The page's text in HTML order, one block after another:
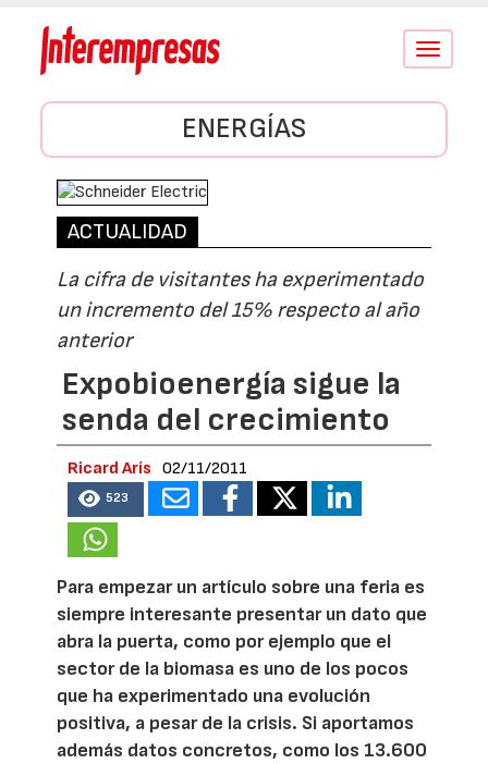
Conmutar
ENERGÍAS
ACTUALIDAD
La cifra de visitantes ha experimentado
un incremento del 15% respecto al año
anterior
Expobioenergía sigue la
senda del crecimiento
Ricard Arís 02/11/2011
523
Para empezar un artículo sobre una feria es
siempre interesante presentar un dato que
abra la puerta, como por ejemplo que el
sector de la biomasa es uno de los pocos
que ha experimentado una evolución
positiva, a pesar de la crisis. Si aportamos
además datos concretos, como los 13.600